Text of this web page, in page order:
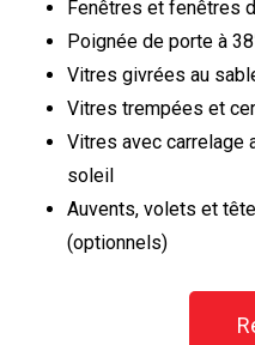
Fenêtres et fenêtres
Poignée de porte à
Vitres givrées au
Vitres trempées et
Vitres avec carrelage
soleil
Auvents, volets et
(optionnels)